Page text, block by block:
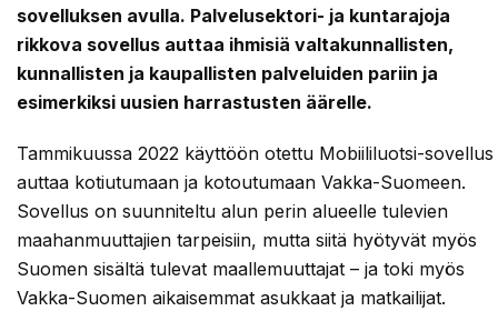
sovelluksen avulla. Palvelusektori- ja kuntarajoja
rikkova sovellus auttaa ihmisiä valtakunnallisten,
kunnallisten ja kaupallisten palveluiden pariin ja
esimerkiksi uusien harrastusten äärelle.
Tammikuussa 2022 käyttöön otettu Mobiililuotsi-sovellus
auttaa kotiutumaan ja kotoutumaan Vakka-Suomeen.
Sovellus on suunniteltu alun perin alueelle tulevien
maahanmuuttajien tarpeisiin, mutta siitä hyötyvät myös
Suomen sisältä tulevat maallemuuttajat – ja toki myös
Vakka-Suomen aikaisemmat asukkaat ja matkailijat.